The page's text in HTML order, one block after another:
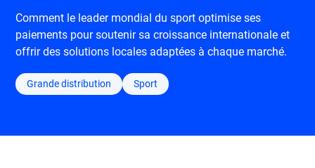
Comment le leader mondial du sport optimise ses
paiements pour soutenir sa croissance internationale et
offrir des solutions locales adaptées à chaque marché.
Grande distribution Sport